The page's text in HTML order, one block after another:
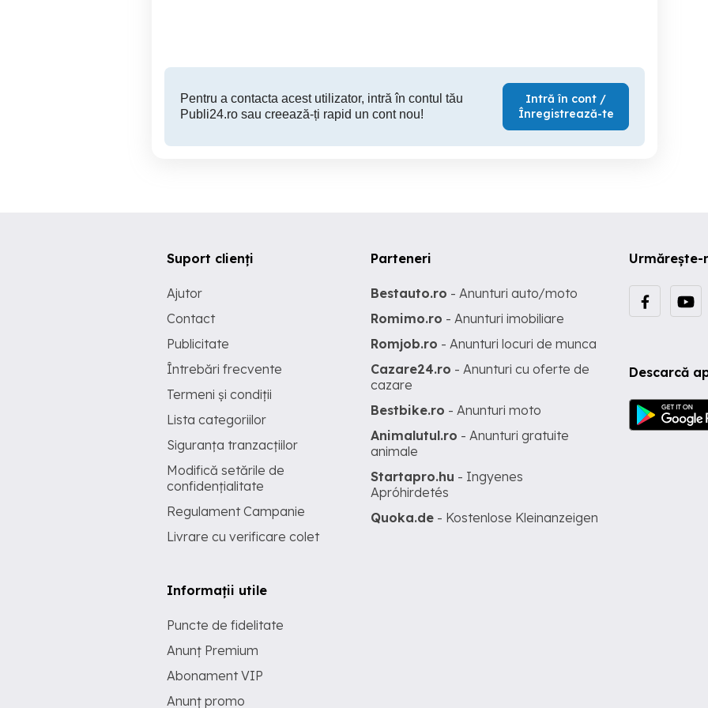
Pentru a contacta acest utilizator, intră în contul tău
Publi24.ro sau creează-ți rapid un cont nou!
Intră în cont /
Înregistrează-te
Urmărește-
Descarcă
Suport clienți
Ajutor
Contact
Publicitate
Întrebări frecvente
Termeni și condiții
Lista categoriilor
Siguranța tranzacțiilor
Modifică setările de
confidențialitate
Regulament Campanie
Livrare cu verificare colet
Informații utile
Puncte de fidelitate
Anunț Premium
Abonament VIP
Anunț promo
Parteneri
Bestauto.ro - Anunturi auto/moto
Romimo.ro - Anunturi imobiliare
Romjob.ro - Anunturi locuri de munca
Cazare24.ro - Anunturi cu oferte de
cazare
Bestbike.ro - Anunturi moto
Animalutul.ro - Anunturi gratuite
animale
Startapro.hu - Ingyenes
Apróhirdetés
Quoka.de - Kostenlose Kleinanzeigen